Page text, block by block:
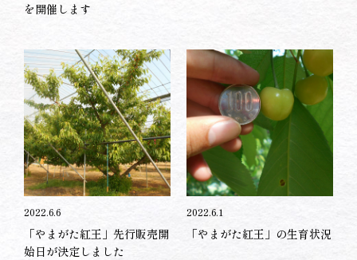
を開催します
2022.6.6
「やまがた紅王」先行販売開
始日が決定しました
2022.6.1
「やまがた紅王」の生育状況